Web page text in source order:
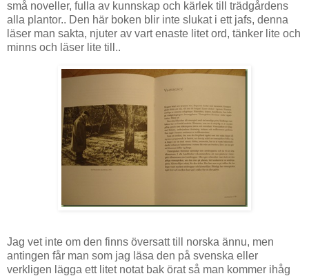
små noveller, fulla av kunnskap och kärlek till trädgårdens
alla plantor.. Den här boken blir inte slukat i ett jafs, denna
läser man sakta, njuter av vart enaste litet ord, tänker lite och
minns och läser lite till..
Jag vet inte om den finns översatt till norska ännu, men
antingen får man som jag läsa den på svenska eller
verkligen lägga ett litet notat bak örat så man kommer ihåg